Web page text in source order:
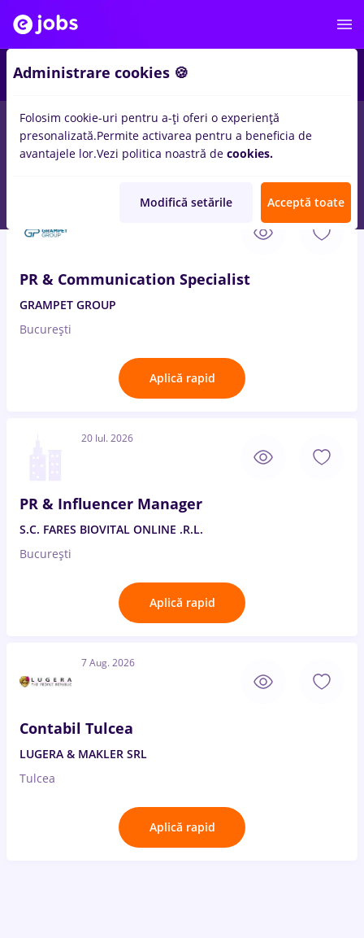
Salarii Remote (de acasă) București Cluj-
PR & Communication Specialist
GRAMPET GROUP
București
Aplică rapid
20 Iul. 2026
PR & Influencer Manager
S.C. FARES BIOVITAL ONLINE .R.L.
București
Aplică rapid
7 Aug. 2026
Contabil Tulcea
LUGERA & MAKLER SRL
Tulcea
Aplică rapid
Administrare cookies 🍪
Folosim cookie-uri pentru a-ți oferi o experiență
presonalizată.Permite activarea pentru a beneficia de
avantajele lor.Vezi politica noastră de cookies.
Modifică setările Acceptă toate